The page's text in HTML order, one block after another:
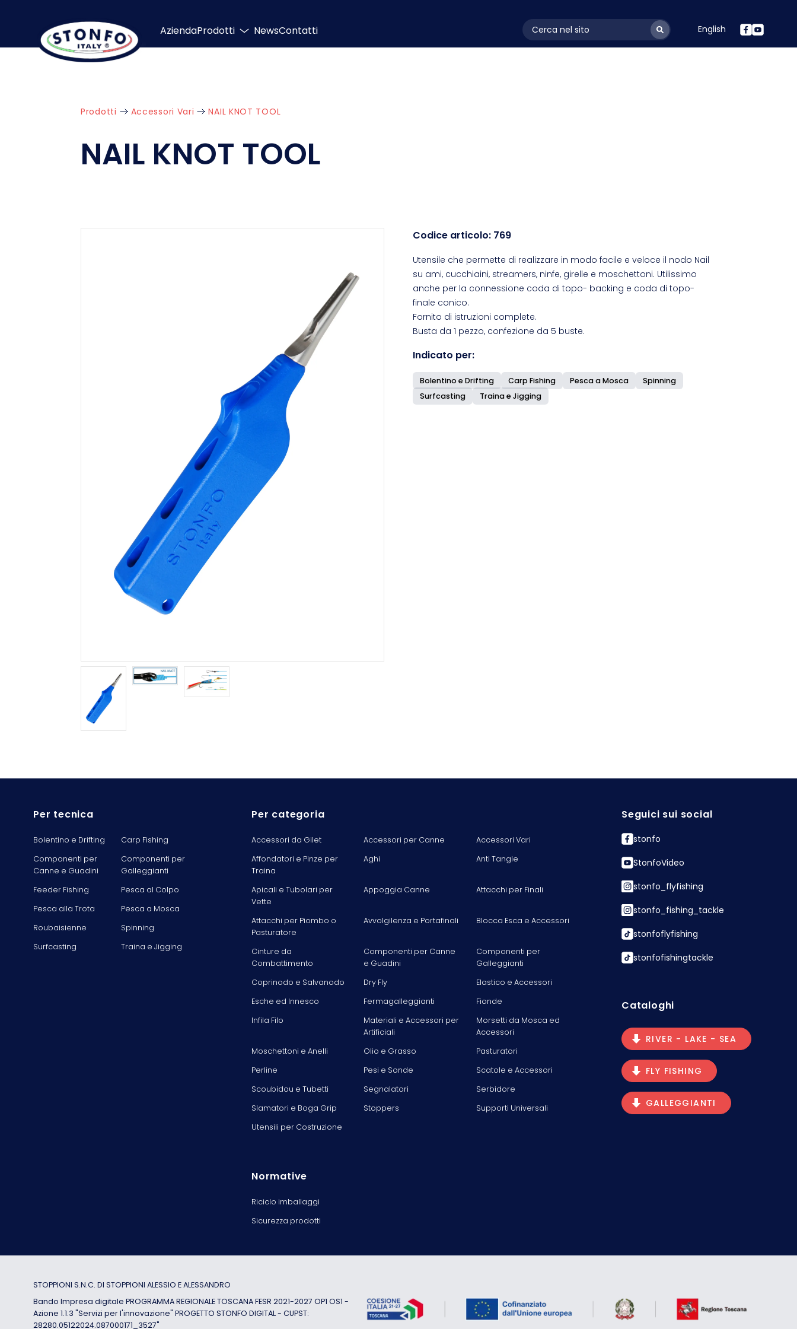
AziendaProdotti NewsContatti layoutSearchLabel English
Prodotti Accessori Vari NAIL KNOT TOOL
NAIL KNOT TOOL
Codice articolo: 769
Utensile che permette di realizzare in modo facile e veloce il nodo Nail
su ami, cucchiaini, streamers, ninfe, girelle e moschettoni. Utilissimo
anche per la connessione coda di topo- backing e coda di topo-
finale conico.
Fornito di istruzioni complete.
Busta da 1 pezzo, confezione da 5 buste.
Indicato per:
Bolentino e Drifting Carp Fishing Pesca a Mosca
Spinning
Surfcasting
Traina e Jigging
Per tecnica
Bolentino e Drifting
Carp Fishing
Componenti per
Canne e Guadini
Componenti per
Galleggianti
Feeder Fishing
Pesca al Colpo
Pesca alla Trota
Pesca a Mosca
Roubaisienne
Spinning
Surfcasting
Traina e Jigging
Per categoria
Accessori da Gilet Accessori per Canne
Accessori Vari
Affondatori e Pinze per
Traina
Aghi Anti Tangle
Apicali e Tubolari per
Vette
Appoggia Canne Attacchi per Finali
Attacchi per Piombo o
Pasturatore
Avvolgilenza e Portafinali Blocca Esca e Accessori
Cinture da
Combattimento
Componenti per Canne
e Guadini
Componenti per
Galleggianti
Coprinodo e Salvanodo
Dry Fly
Elastico e Accessori
Esche ed Innesco
Fermagalleggianti
Fionde
Infila Filo
Materiali e Accessori per
Artificiali
Morsetti da Mosca ed
Accessori
Moschettoni e Anelli
Olio e Grasso
Pasturatori
Perline
Pesi e Sonde
Scatole e Accessori
Scoubidou e Tubetti
Segnalatori
Serbidore
Slamatori e Boga Grip
Stoppers
Supporti Universali
Utensili per Costruzione
Normative
Riciclo imballaggi
Sicurezza prodotti
Seguici sui social
stonfo
StonfoVideo
stonfo_flyfishing
stonfo_fishing_tackle
stonfoflyfishing
stonfofishingtackle
Cataloghi
RIVER - LAKE - SEA
FLY FISHING
GALLEGGIANTI
STOPPIONI S.N.C. DI STOPPIONI ALESSIO E ALESSANDRO
Bando Impresa digitale PROGRAMMA REGIONALE TOSCANA FESR 2021-2027 OP1 OS1 -
Azione 1.1.3 "Servizi per l'innovazione" PROGETTO STONFO DIGITAL - CUPST:
28280.05122024.087000171_3527"